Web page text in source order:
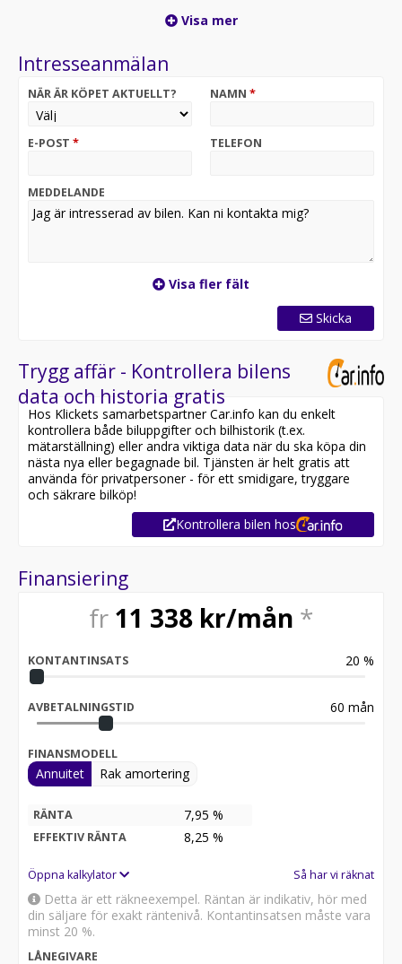
med lång historia och gedigen erfarenhet av Volvo. Hos
höga standarder, utan även hjälp med förmånliga
finansieringsalternativ, serviceavtal och försäkring
för dig som vill köpa begagnad Volvo på ett tryggt och
bekvämt sätt.
Visa mer
Intresseanmälan
NÄR ÄR KÖPET AKTUELLT? NAMN *
E-POST * TELEFON
MEDDELANDE
Visa fler fält
Skicka
Trygg affär - Kontrollera bilens
data och historia gratis
Hos Klickets samarbetspartner Car.info kan du enkelt
kontrollera både biluppgifter och bilhistorik (t.ex.
mätarställning) eller andra viktiga data när du ska köpa din
nästa nya eller begagnade bil. Tjänsten är helt gratis att
använda för privatpersoner - för ett smidigare, tryggare
och säkrare bilköp!
Kontrollera bilen hos
Finansiering
fr 11 338 kr/mån *
KONTANTINSATS 20 %
AVBETALNINGSTID 60 mån
FINANSMODELL
Annuitet Rak amortering
RÄNTA 7,95 %
EFFEKTIV RÄNTA 8,25 %
Öppna kalkylator Så har vi räknat
Detta är ett räkneexempel. Räntan är indikativ, hör med
din säljare för exakt räntenivå. Kontantinsatsen måste vara
minst 20 %.
LÅNEGIVARE